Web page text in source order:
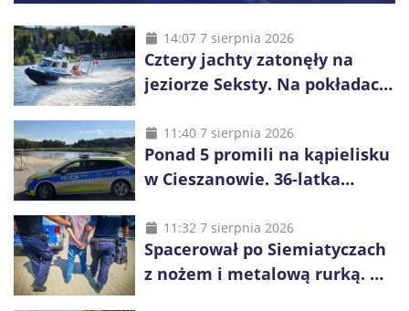
14:07 7 sierpnia 2026
Cztery jachty zatonęły na
jeziorze Seksty. Na pokładach
małoletnich
11:40 7 sierpnia 2026
Ponad 5 promili na kąpielisku
w Cieszanowie. 36-latka
z wody
11:32 7 sierpnia 2026
Spacerował po Siemiatyczach
z nożem i metalową rurką. W